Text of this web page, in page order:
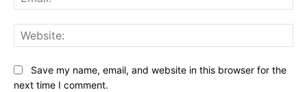
Save my name, email, and website in this browser for the
next time I comment.